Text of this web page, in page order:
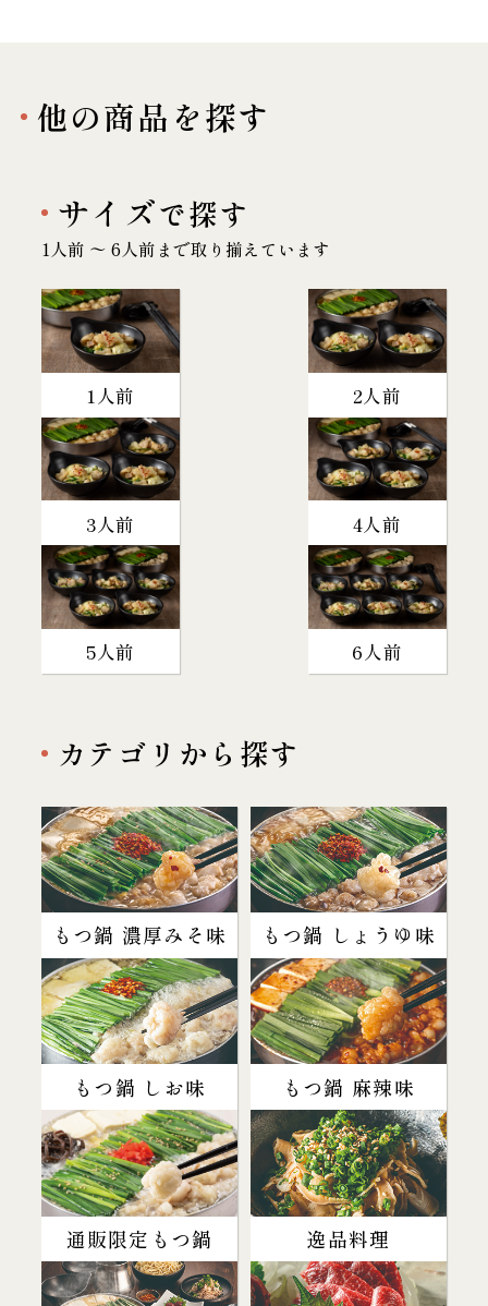
他の商品を探す
サイズで探す
1人前 〜 6人前まで取り揃えています
1人前 2人前
3人前 4人前
5人前 6人前
カテゴリから探す
もつ鍋 濃厚みそ味 もつ鍋 しょうゆ味
もつ鍋 しお味 もつ鍋 麻辣味
通販限定もつ鍋 逸品料理